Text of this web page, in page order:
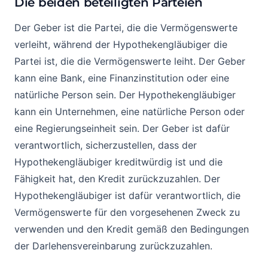
Der Geber ist die Partei, die die Vermögenswerte
verleiht, während der Hypothekengläubiger die
Partei ist, die die Vermögenswerte leiht. Der Geber
kann eine Bank, eine Finanzinstitution oder eine
natürliche Person sein. Der Hypothekengläubiger
kann ein Unternehmen, eine natürliche Person oder
eine Regierungseinheit sein. Der Geber ist dafür
verantwortlich, sicherzustellen, dass der
Hypothekengläubiger kreditwürdig ist und die
Fähigkeit hat, den Kredit zurückzuzahlen. Der
Hypothekengläubiger ist dafür verantwortlich, die
Vermögenswerte für den vorgesehenen Zweck zu
verwenden und den Kredit gemäß den Bedingungen
der Darlehensvereinbarung zurückzuzahlen.